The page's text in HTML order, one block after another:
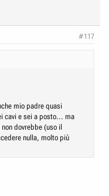
#117
mio padre quasi
cavi e sei a posto... ma
dovrebbe (uso il
nulla, molto più